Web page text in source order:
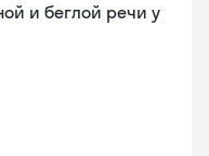
и беглой речи у